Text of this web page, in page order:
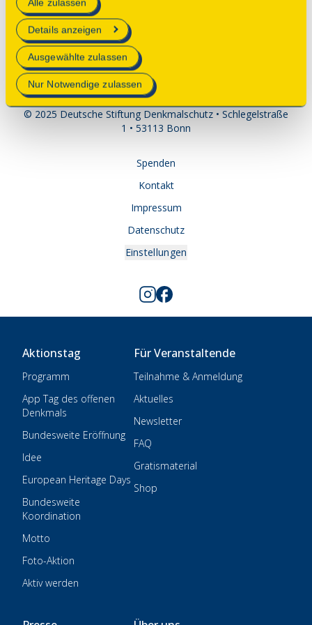
technisch notwendig und für den Betrieb der Webseite
erforderlich sind.
Mehr Informationen finden Sie in unserer
Datenschutzerklärung.
Details anzeigen
Ausgewählte zulassen
Nur Notwendige zulassen
barrierefrei. Das Café findet jedoch vor dem
Museum statt und ist für alle gut zugänglich.
© 2025 Deutsche Stiftung Denkmalschutz • Schlegelstraße
1 • 53113 Bonn
Spenden
Kontakt
Impressum
Datenschutz
Einstellungen
Aktionstag
Programm
App Tag des offenen
Denkmals
Bundesweite Eröffnung
Idee
European Heritage Days
Bundesweite
Koordination
Motto
Foto-Aktion
Aktiv werden
Für Veranstaltende
Teilnahme & Anmeldung
Aktuelles
Newsletter
FAQ
Gratismaterial
Shop